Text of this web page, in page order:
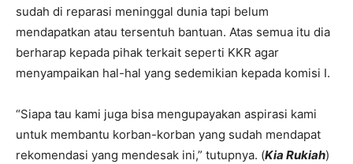
sudah di reparasi meninggal dunia tapi belum
mendapatkan atau tersentuh bantuan. Atas semua itu dia
berharap kepada pihak terkait seperti KKR agar
menyampaikan hal-hal yang sedemikian kepada komisi I.
“Siapa tau kami juga bisa mengupayakan aspirasi kami
untuk membantu korban-korban yang sudah mendapat
rekomendasi yang mendesak ini,” tutupnya. (Kia Rukiah)